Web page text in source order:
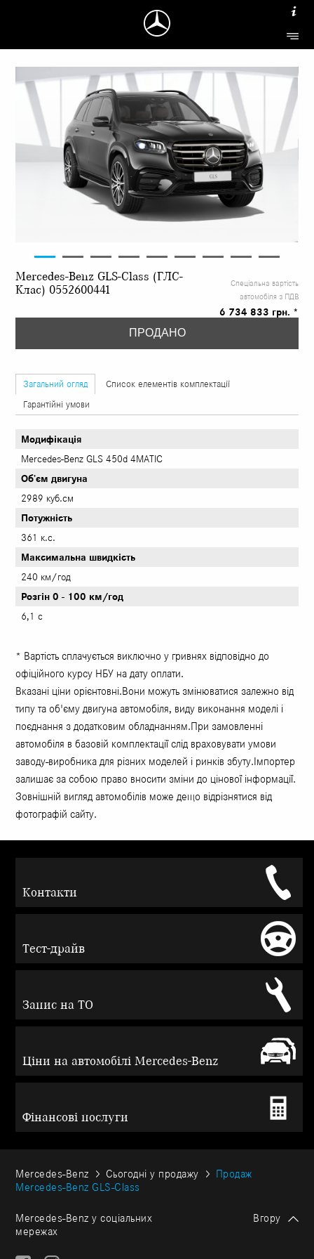
Mercedes-Benz GLS-Class (ГЛС-
Клас) 0552600441
Спеціальна вартість
автомобіля з ПДВ
6 734 833 грн. *
ПРОДАНО
Загальний огляд
Список елементів комплектації
Гарантійні умови
Модифікація
Mercedes-Benz GLS 450d 4MATIC
Об’єм двигуна
2989 куб.см
Потужність
361 к.с.
Максимальна швидкість
240 км/год
Розгін 0 - 100 км/год
6,1 с
* Вартість сплачується виключно у гривнях відповідно до
офіційного курсу НБУ на дату оплати.
Вказані ціни орієнтовні.Вони можуть змінюватися залежно від
типу та об'єму двигуна автомобіля, виду виконання моделі і
поєднання з додатковим обладнанням.При замовленні
автомобіля в базовій комплектації слід враховувати умови
заводу-виробника для різних моделей і ринків збуту.Імпортер
залишає за собою право вносити зміни до цінової інформації.
Зовнішній вигляд автомобілів може дещо відрізнятися від
фотографій сайту.
Контакти
Тест-драйв
Запис на ТО
Ціни на автомобілі Mercedes-Benz
Фінансові послуги
Mercedes-Benz Сьогодні у продажу
Продаж
Mercedes-Benz GLS-Class
Mercedes-Benz у соціальних
мережах
Вгору